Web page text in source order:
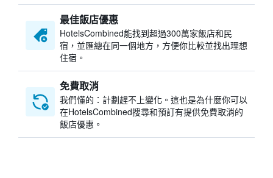
最佳飯店優惠
HotelsCombined​能找到超過300萬家飯店和民
宿，並匯總在同一個地方，方便你比較並找出理想
住宿。
免費取消
我們懂的：計劃趕不上變化。這也是為什麼你可以
在HotelsCombined搜尋和預訂有提供免費取消的
飯店優惠。